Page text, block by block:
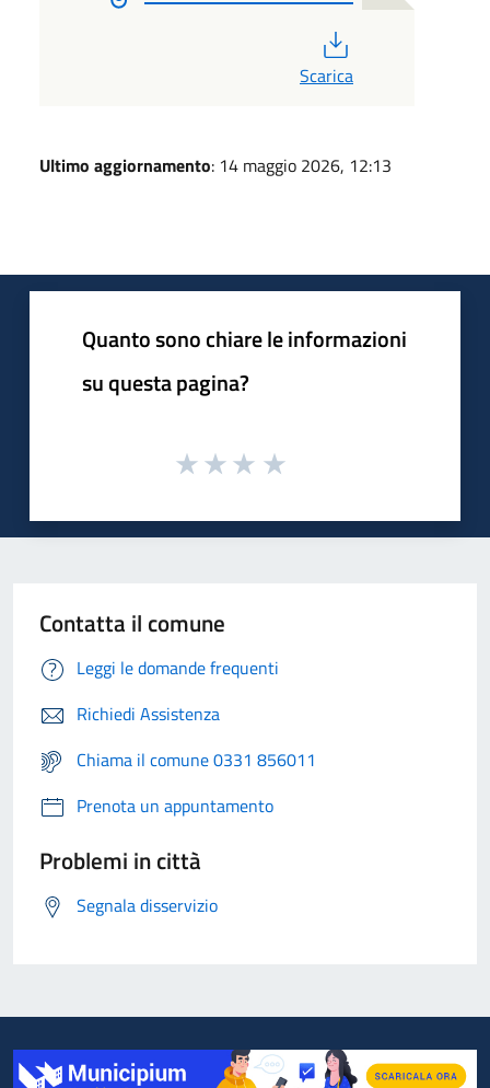
Scarica
Ultimo aggiornamento: 14 maggio 2026, 12:13
Quanto sono chiare le informazioni
su questa pagina?
Contatta il comune
Leggi le domande frequenti
Richiedi Assistenza
Chiama il comune 0331 856011
Prenota un appuntamento
Problemi in città
Segnala disservizio